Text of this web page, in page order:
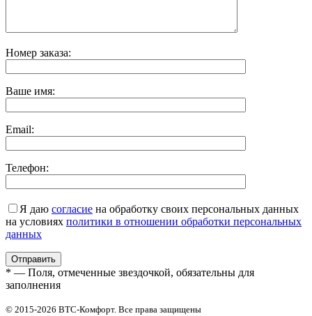
Номер заказа:
Ваше имя:
Email:
Телефон:
Я даю согласие на обработку своих персональных данных
на условиях политики в отношении обработки персональных
данных
* — Поля, отмеченные звездочкой, обязательны для
заполнения
© 2015-2026 ВТС-Комфорт. Все права защищены